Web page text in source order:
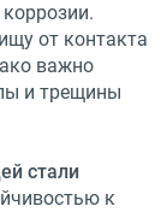
от контакта
важно
и трещины
стали
к